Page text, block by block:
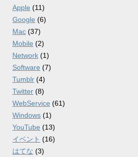
Apple (11)
Google (6)
Mac (37)
Mobile (2)
Network (1)
Software (7)
Tumblr (4)
Twitter (8)
WebService (61)
Windows (1)
YouTube (13)
イベント (16)
はてな (3)